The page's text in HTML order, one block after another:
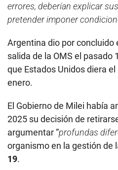
errores, deberían explicar
pretender imponer
Argentina dio por concluido
salida de la OMS el pasado
que Estados Unidos diera
enero.
El Gobierno de Milei había
2025 su decisión de
argumentar “profundas
organismo en la gestión de
19.